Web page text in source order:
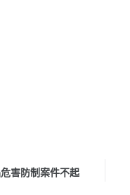
害防制案件不起